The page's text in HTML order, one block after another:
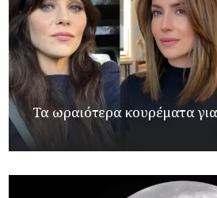
Τα ωραιότερα κουρέματα για